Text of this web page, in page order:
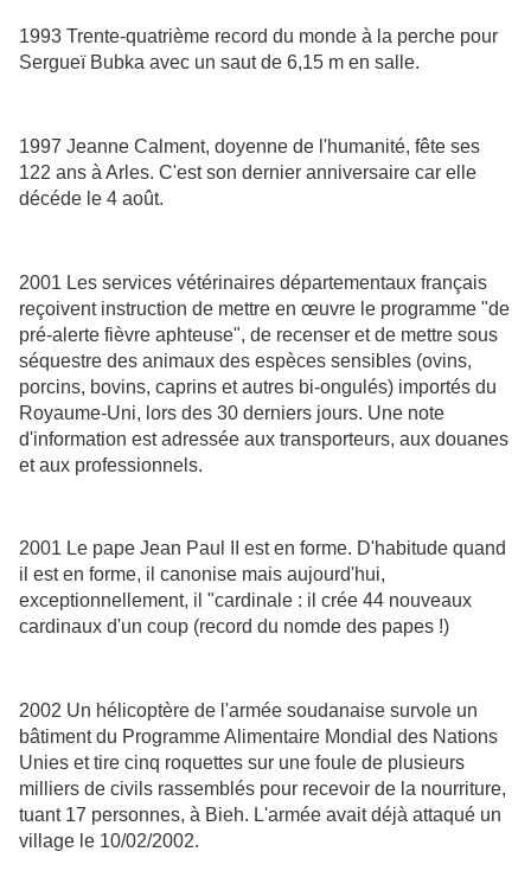
1993 Trente-quatrième record du monde à la perche pour
Sergueï Bubka avec un saut de 6,15 m en salle.
1997 Jeanne Calment, doyenne de l'humanité, fête ses
122 ans à Arles. C'est son dernier anniversaire car elle
décéde le 4 août.
2001 Les services vétérinaires départementaux français
reçoivent instruction de mettre en œuvre le programme "de
pré-alerte fièvre aphteuse", de recenser et de mettre sous
séquestre des animaux des espèces sensibles (ovins,
porcins, bovins, caprins et autres bi-ongulés) importés du
Royaume-Uni, lors des 30 derniers jours. Une note
d'information est adressée aux transporteurs, aux douanes
et aux professionnels.
2001 Le pape Jean Paul II est en forme. D'habitude quand
il est en forme, il canonise mais aujourd'hui,
exceptionnellement, il "cardinale : il crée 44 nouveaux
cardinaux d'un coup (record du nomde des papes !)
2002 Un hélicoptère de l'armée soudanaise survole un
bâtiment du Programme Alimentaire Mondial des Nations
Unies et tire cinq roquettes sur une foule de plusieurs
milliers de civils rassemblés pour recevoir de la nourriture,
tuant 17 personnes, à Bieh. L'armée avait déjà attaqué un
village le 10/02/2002.